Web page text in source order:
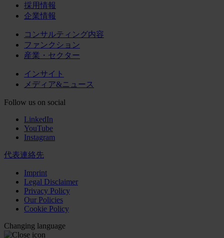
採用情報
企業情報
コンサルティング内容
ファンクション
産業・セクター
インサイト
メディア&ニュース
Follow us on social
LinkedIn
YouTube
Instagram
代表連絡先
Imprint
Legal Disclaimer
Privacy Policy
Our Policies
Cookie Policy
Changing language